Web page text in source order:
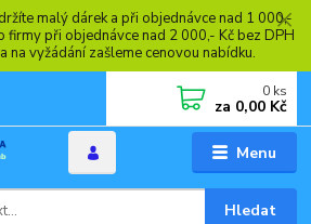
malý dárek a při objednávce nad 1 000,-
firmy při objednávce nad 2 000,- Kč bez DPH
na vyžádání zašleme cenovou nabídku.
Menu
Hledat
0 ks
za 0,00 Kč